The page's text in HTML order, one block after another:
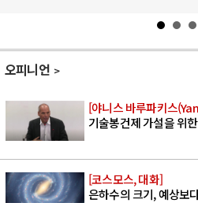
오피니언
[야니스 바루파키스
기술봉건제 가설을 위
[코스모스, 대화]
은하수의 크기, 예상보